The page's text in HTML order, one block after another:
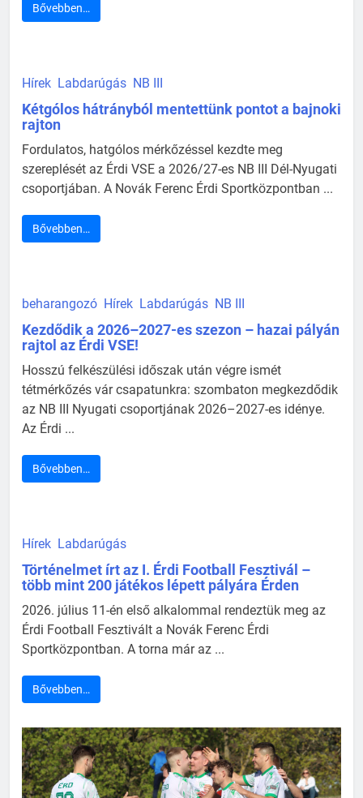
Bővebben…
Hírek Labdarúgás NB III
Kétgólos hátrányból mentettünk pontot a bajnoki
rajton
Fordulatos, hatgólos mérkőzéssel kezdte meg
szereplését az Érdi VSE a 2026/27-es NB III Dél-Nyugati
csoportjában. A Novák Ferenc Érdi Sportközpontban ...
Bővebben…
beharangozó Hírek Labdarúgás NB III
Kezdődik a 2026–2027-es szezon – hazai pályán
rajtol az Érdi VSE!
Hosszú felkészülési időszak után végre ismét
tétmérkőzés vár csapatunkra: szombaton megkezdődik
az NB III Nyugati csoportjának 2026–2027-es idénye.
Az Érdi ...
Bővebben…
Hírek Labdarúgás
Történelmet írt az I. Érdi Football Fesztivál –
több mint 200 játékos lépett pályára Érden
2026. július 11-én első alkalommal rendeztük meg az
Érdi Football Fesztivált a Novák Ferenc Érdi
Sportközpontban. A torna már az ...
Bővebben…